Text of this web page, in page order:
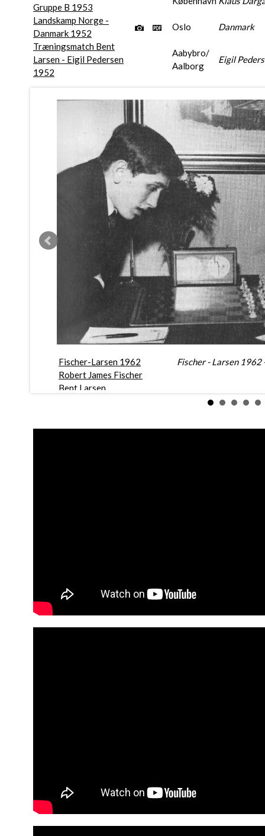
Gruppe B 1953
Landskamp Norge -
Danmark 1952
Oslo
Danmark
Træningsmatch Bent
Larsen - Eigil Pedersen
1952
Aabybro/
Aalborg
Eigil
Fischer-Larsen 1962
Robert James Fischer
Bent Larsen
Fischer - Larsen 1962